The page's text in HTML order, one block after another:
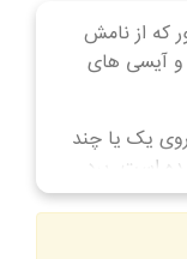
که از نامش
و آیسی های
یک یا چند
است. برد
تعمیرات سخت